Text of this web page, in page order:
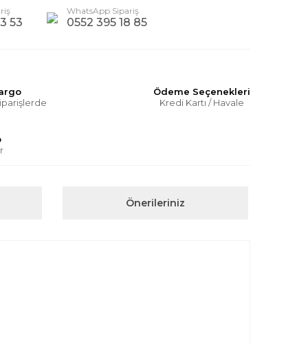
53
WhatsApp Sipariş
0552 395 18 85
Ödeme Seçenekleri
Kredi Kartı / Havale
Önerileriniz